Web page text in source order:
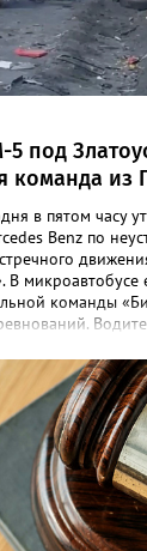
под
команда из
в пятом часу
Benz по
В
команды
прооперировали
команды
помощь. Их
Сегодня они
дело, которым